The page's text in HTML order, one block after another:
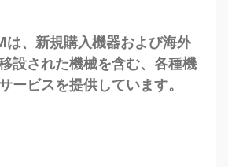
、新規購入機器および海外
設された機械を含む、各種機
ービスを提供しています。